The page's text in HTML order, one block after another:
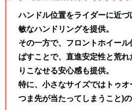
ハンドル位置をライダーに近
敏なハンドリングを提供。
その一方で、フロントホイー
ばすことで、直進安定性と荒
りこなせる安心感も提供。
特に、小さなサイズではトゥオ
つま先が当たってしまうこと)の